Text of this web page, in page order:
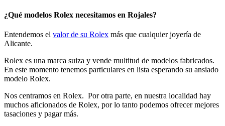
¿Qué modelos Rolex necesitamos en Rojales?
Entendemos el valor de su Rolex más que cualquier joyería de
Alicante.
Rolex es una marca suiza y vende multitud de modelos fabricados.
En este momento tenemos particulares en lista esperando su ansiado
modelo Rolex.
Nos centramos en Rolex. Por otra parte, en nuestra localidad hay
muchos aficionados de Rolex, por lo tanto podemos ofrecer mejores
tasaciones y pagar más.